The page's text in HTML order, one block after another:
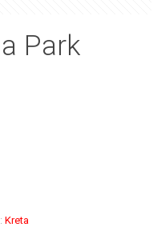
Park
Kreta